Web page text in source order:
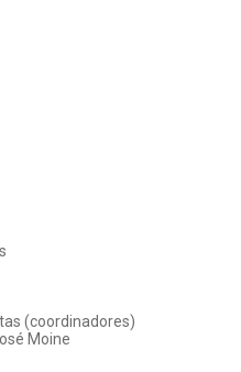
(coordinadores)
Moine